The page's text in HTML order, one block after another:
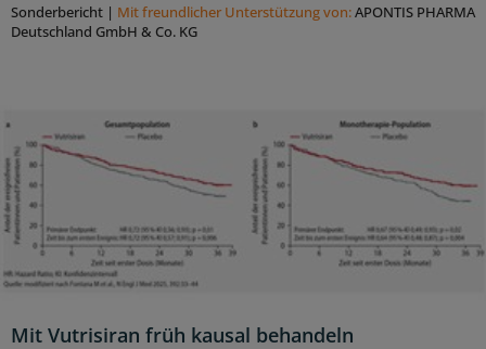
Sonderbericht | Mit freundlicher Unterstützung von:APONTIS PHARMA
Deutschland GmbH & Co. KG
Mit Vutrisiran früh kausal behandeln